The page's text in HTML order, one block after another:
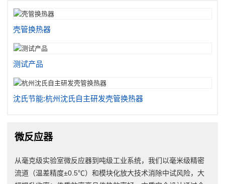
壳管换热器
测试产品
沈氏节能:杭州沈氏自主研发壳管换热器
微反应器
从毫克级实验室微反应器到吨级工业系统，我们以毫米级精密
流道（温差精度±0.5℃）和模块化放大技术消除中试风险，大